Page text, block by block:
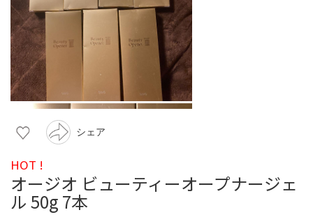
シェア
HOT !
オージオ ビューティーオープナージェ
ル 50g 7本